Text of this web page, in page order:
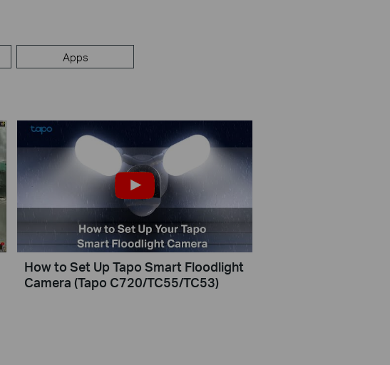
Apps
How to Set Up Tapo Smart Floodlight
Camera (Tapo C720/TC55/TC53)